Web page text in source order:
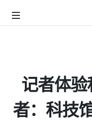
记者体
者：科技